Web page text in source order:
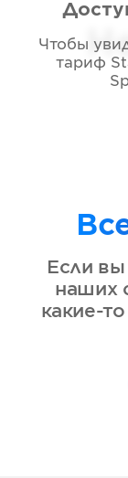
Чтобы
тариф
Если
наших
какие-